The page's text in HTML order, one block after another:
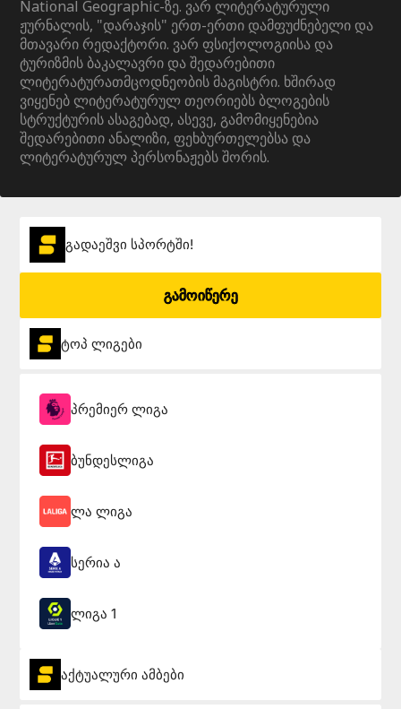
National Geographic-ზე. ვარ ლიტერატურული
ჟურნალის, "დარაჯის" ერთ-ერთი დამფუძნებელი და
მთავარი რედაქტორი. ვარ ფსიქოლოგიისა და
ტურიზმის ბაკალავრი და შედარებითი
ლიტერატურათმცოდნეობის მაგისტრი. ხშირად
ვიყენებ ლიტერატურულ თეორიებს ბლოგების
სტრუქტურის ასაგებად, ასევე, გამომიყენებია
შედარებითი ანალიზი, ფეხბურთელებსა და
ლიტერატურულ პერსონაჟებს შორის.
გადაეშვი სპორტში!
გამოიწერე
ტოპ ლიგები
პრემიერ ლიგა
ბუნდესლიგა
ლა ლიგა
სერია ა
ლიგა 1
აქტუალური ამბები